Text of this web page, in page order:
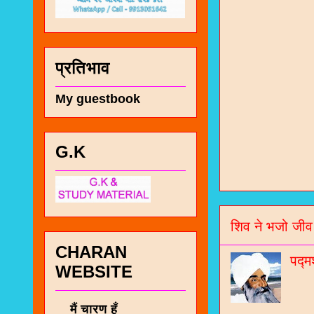
शिव ने भजो जीव
प्रतिभाव
My guestbook
G.K
CHARAN
WEBSITE
मैं चारण हूँ